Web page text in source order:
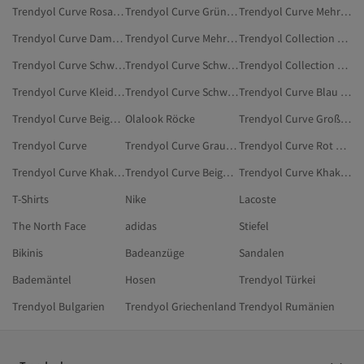
Trendyol Curve Rosa Kleidung
Trendyol Curve Grün Kleider
Trendyol Curve Mehrfarbig Kleider
Trendyol Curve Damen Große Größen
Trendyol Curve Mehrfarbig Große Größen
Trendyol Collection Damen Röcke In Großen Größen
Trendyol Curve Schwarz Große Größen
Trendyol Curve Schwarz Kleider
Trendyol Collection Röcke In Großen Größen
Trendyol Curve Kleider In Großen Größen
Trendyol Curve Schwarz Kleider In Großen Größen
Trendyol Curve Blau Kleidung
Trendyol Curve Beige Kleidung Olalook Röcke
Trendyol Curve Große Größen
Trendyol Curve
Trendyol Curve Grau Kleidung
Trendyol Curve Rot Kleidung
Trendyol Curve Khaki Kleidung
Trendyol Curve Beige Kleider
Trendyol Curve Khaki Kleider
T-Shirts
Nike
Lacoste
The North Face
adidas
Stiefel
Bikinis
Badeanzüge
Sandalen
Bademäntel
Hosen
Trendyol Türkei
Trendyol Bulgarien
Trendyol Griechenland Trendyol Rumänien